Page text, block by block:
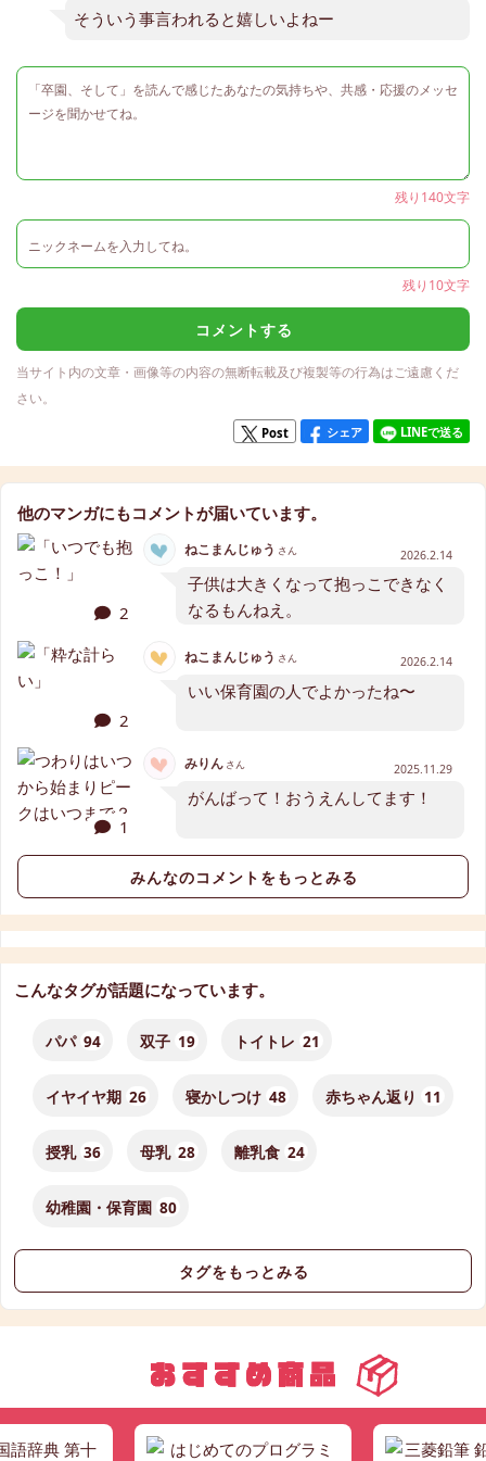
そういう事言われると嬉しいよねー
残り140文字
残り10文字
コメントする
当サイト内の文章・画像等の内容の無断転載及び複製等の行為はご遠慮くだ
さい。
Post シェア LINEで送る
他のマンガにもコメントが届いています。
2
ねこまんじゅう さん 2026.2.14
子供は大きくなって抱っこできなく
なるもんねえ。
2
ねこまんじゅう さん 2026.2.14
いい保育園の人でよかったね〜
1
みりんさん 2025.11.29
がんばって！おうえんしてます！
みんなのコメントをもっとみる
こんなタグが話題になっています。
パパ 94 双子 19 トイトレ 21
イヤイヤ期 26 寝かしつけ 48 赤ちゃん返り 11
授乳 36 母乳 28 離乳食 24
幼稚園・保育園 80
タグをもっとみる